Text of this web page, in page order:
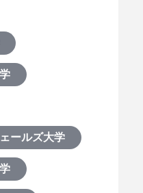
ールズ大学